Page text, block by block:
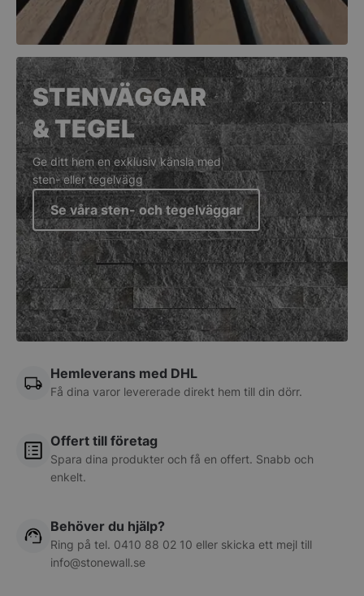
STENVÄGGAR
& TEGEL
Ge ditt hem en exklusiv känsla med
sten- eller tegelvägg
Se våra sten- och tegelväggar
Hemleverans med DHL
Få dina varor levererade direkt hem till din dörr.
Offert till företag
Spara dina produkter och få en offert. Snabb och
enkelt.
Behöver du hjälp?
Ring på tel. 0410 88 02 10 eller skicka ett mejl till
info@stonewall.se